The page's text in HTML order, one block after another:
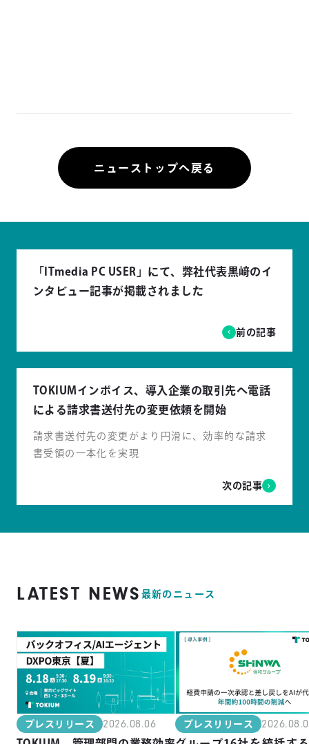
ニューストップへ戻る
「ITmedia PC USER」にて、弊社代表黒﨑のイ
ンタビュー記事が掲載されました
前の記事
TOKIUMインボイス、導入企業の取引先へ電話
による請求書送付先の変更依頼を開始
請求書送付先の変更がより円滑に、効率的な請求
書受領の一本化を実現
次の記事
LATEST NEWS 最新のニュース
プレスリリース 2026.08.06 プレスリリース